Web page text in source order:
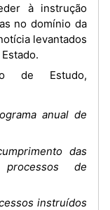
à instrução
no domínio da
levantados
anual de
das
de
instruídos